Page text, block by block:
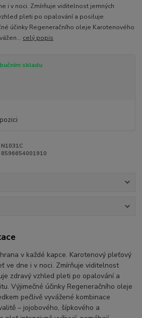
i v noci. Zmírňuje viditelnost jemných
pleti po opalování a posiluje
účinky Regeneračního oleje Karotenového
celý popis
skladu
N1031C
8596654001910
v každé kapce. Karotenový pleťový
ve dne i v noci. Zmírňuje viditelnost
zdravý vzhled pleti po opalování a
Výjimečné účinky Regeneračního oleje
pečlivě vyvážené kombinace
– jojobového, šípkového a